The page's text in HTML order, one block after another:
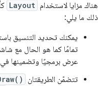
هناك مزايا لاستخدام Layout
ذلك ما يلي:
تمامًا كما هو الحال مع
عرض برمجيًا وتضمينها في
تتضمّن الطريقتان